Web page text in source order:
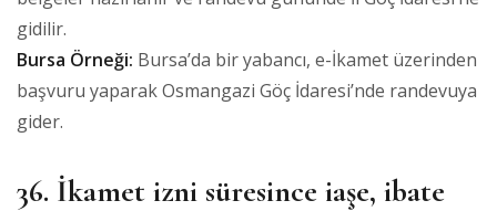
gidilir.
Bursa Örneği: Bursa’da bir yabancı, e-İkamet üzerinden
başvuru yaparak Osmangazi Göç İdaresi’nde randevuya
gider.
36. İkamet izni süresince iaşe, ibate